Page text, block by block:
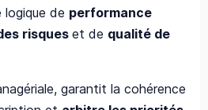
de performance
risques et de qualité de
garantit la cohérence